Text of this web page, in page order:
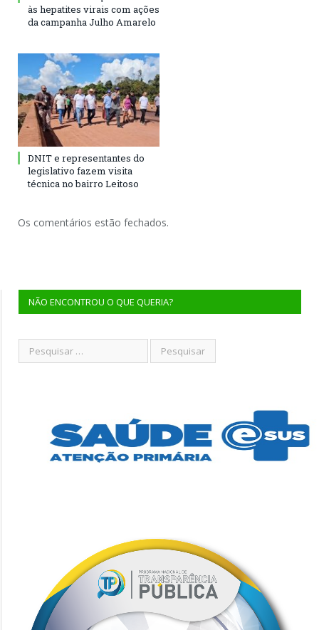
às hepatites virais com ações
da campanha Julho Amarelo
DNIT e representantes do
legislativo fazem visita
técnica no bairro Leitoso
Os comentários estão fechados.
NÃO ENCONTROU O QUE QUERIA?